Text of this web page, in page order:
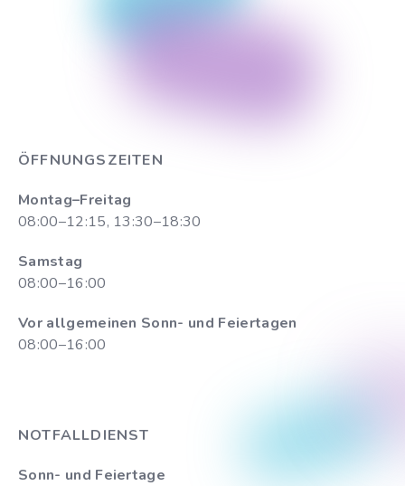
ÖFFNUNGSZEITEN
Montag–Freitag
08:00–12:15, 13:30–18:30
Samstag
08:00–16:00
Vor allgemeinen Sonn- und Feiertagen
08:00–16:00
NOTFALLDIENST
Sonn- und Feiertage